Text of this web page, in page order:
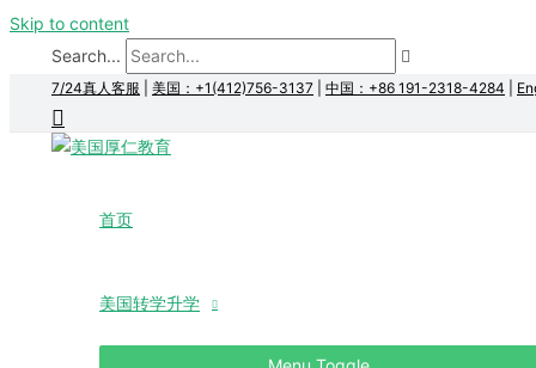
Skip to content
Search...
7/24真人客服 美国：+1(412)756-3137 中国：+86 191-2318-4284
首页
美国转学升学